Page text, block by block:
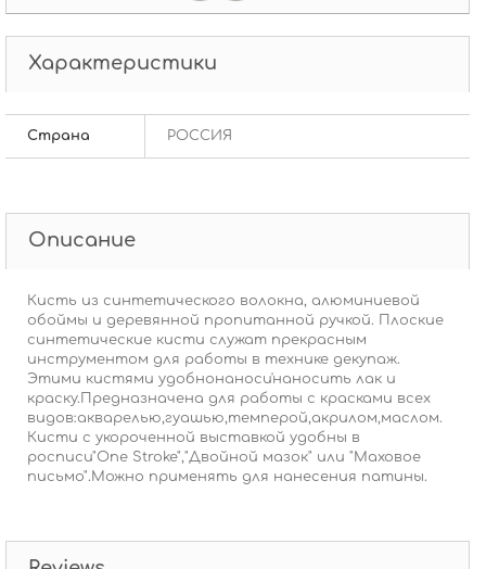
Характеристики
Страна РОССИЯ
Описание
Кисть из синтетического волокна, алюминиевой
обоймы и деревянной пропитанной ручкой. Плоские
синтетические кисти служат прекрасным
инструментом для работы в технике декупаж.
Этими кистями удобнонаноси'наносить лак и
краску.Предназначена для работы с красками всех
видов:акварелью,гуашью,темперой,акрилом,маслом.
Кисти с укороченной выставкой удобны в
росписи"One Stroke","Двойной мазок" или "Маховое
письмо".Можно применять для нанесения патины.